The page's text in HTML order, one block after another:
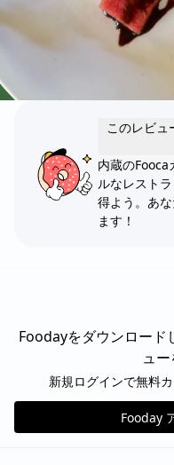
このレビ
内蔵のFooca
ルなレスト
得よう。あ
ます！
Foodayをダウンロード
ュー
新規ログインで無料
Fooday